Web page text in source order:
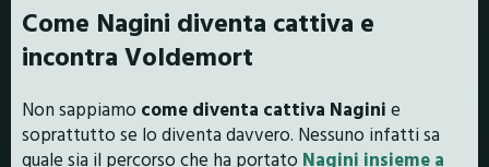
Come Nagini diventa cattiva e
incontra Voldemort
Non sappiamo come diventa cattiva Nagini e
soprattutto se lo diventa davvero. Nessuno infatti sa
quale sia il percorso che ha portato Nagini insieme a